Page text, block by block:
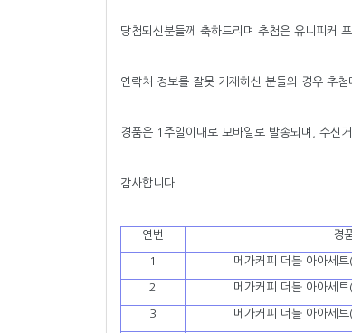
당첨되신분들께 축하드리며 추첨은 유니피커
연락처 정보를 잘못 기재하신 분들의 경우 추
경품은 1주일이내로 모바일로 발송되며, 수신
감사합니다
연번 경
1 메가커피 더블 아아세
2 메가커피 더블 아아세
3 메가커피 더블 아아세